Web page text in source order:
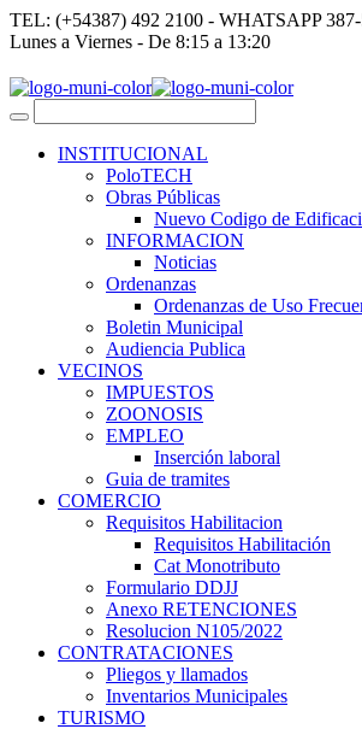
TEL: (+54387) 492 2100 - WHATSAPP
Lunes a Viernes - De 8:15 a 13:20
INSTITUCIONAL
PoloTECH
Obras Públicas
Nuevo Codigo de
INFORMACION
Noticias
Ordenanzas
Ordenanzas de Uso
Boletin Municipal
Audiencia Publica
VECINOS
IMPUESTOS
ZOONOSIS
EMPLEO
Inserción laboral
Guia de tramites
COMERCIO
Requisitos Habilitacion
Requisitos Habilitación
Cat Monotributo
Formulario DDJJ
Anexo RETENCIONES
Resolucion N105/2022
CONTRATACIONES
Pliegos y llamados
Inventarios Municipales
TURISMO